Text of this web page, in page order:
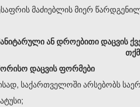
მაძიებლის მიერ
ან დროებითი დაცვის
დაცვის ფორმები
საქართველოში არსებობს